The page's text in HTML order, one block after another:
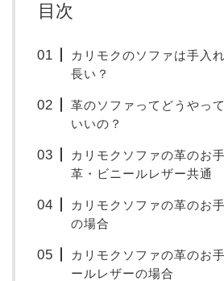
目次
カリモクのソファは手入
長い？
革のソファってどうやっ
いいの？
カリモクソファの革のお
革・ビニールレザー共通
カリモクソファの革のお
の場合
カリモクソファの革のお
ールレザーの場合